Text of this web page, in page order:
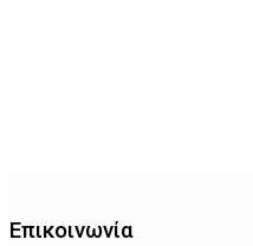
Επικοινωνία